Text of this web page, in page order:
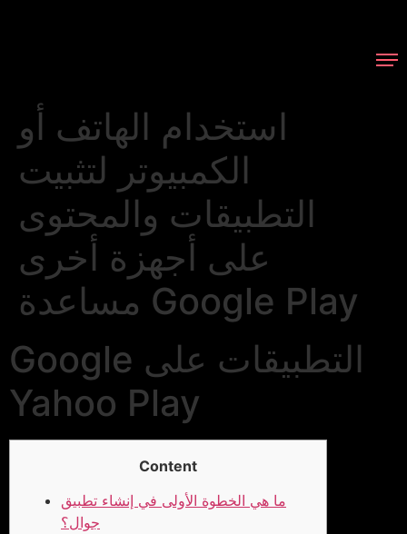
استخدام الهاتف أو
الكمبيوتر لتثبيت
التطبيقات والمحتوى
على أجهزة أخرى
مساعدة Google Play
Google التطبيقات على
Yahoo Play
Content
ما هي الخطوة الأولى في إنشاء تطبيق
جوال؟